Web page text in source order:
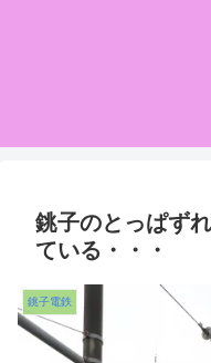
銚子のとっぱず
ている・・・
銚子電鉄